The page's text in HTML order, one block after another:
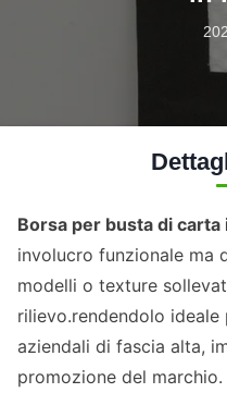
Borsa per busta di carta
involucro funzionale ma
modelli o texture
rilievo.rendendolo
aziendali di fascia alta,
promozione del marchio.